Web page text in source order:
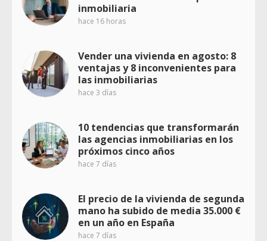
inmobiliaria
hace 16 horas
Vender una vivienda en agosto: 8
ventajas y 8 inconvenientes para
las inmobiliarias
hace 3 días
10 tendencias que transformarán
las agencias inmobiliarias en los
próximos cinco años
hace 7 días
El precio de la vivienda de segunda
mano ha subido de media 35.000 €
en un año en España
hace 7 días